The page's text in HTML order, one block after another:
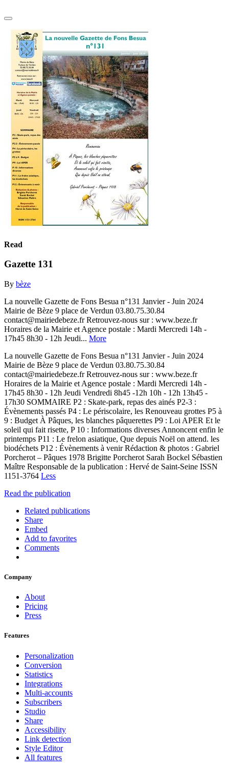
Read
Gazette 131
By bèze
La nouvelle Gazette de Fons Besua n°131 Janvier - Juin 2024
Mairie de Bèze 9 place de Verdun 03.80.75.30.84
contact@mairiedebeze.fr Retrouvez-nous sur : www.beze.fr
Horaires de la Mairie et Agence postale : Mardi Mercredi 14h -
17h45 8h30 - 12h Jeudi... More
La nouvelle Gazette de Fons Besua n°131 Janvier - Juin 2024
Mairie de Bèze 9 place de Verdun 03.80.75.30.84
contact@mairiedebeze.fr Retrouvez-nous sur : www.beze.fr
Horaires de la Mairie et Agence postale : Mardi Mercredi 14h -
17h45 8h30 - 12h Jeudi Vendredi 8h45 -12h 10h - 12h 13h45 -
17h30 SOMMAIRE P2 : Skate-park, repas des ainés P2-3 :
Évènements passés P4 : Le périscolaire, les Renouveau grottes P5 à
9 : Budget À Pâques, les blanches pâquerettes P9 : Loi APER Et le
soleil qui fait risette, P 10 : Informations diverses Annoncent enfin le
printemps P11 : Le frelon asiatique, Que depuis Noël on attend. les
biodéchets P12 : Évènements à venir Rédaction & photos : Gabriel
Porcherot – Pâques 1978 Brigitte Porcherot Sarah Bockel Sébastien
Maître Responsable de la publication : Hervé de Saint-Seine ISSN
1151-3764 Less
Read the publication
Related publications
Share
Embed
Add to favorites
Comments
Company
About
Pricing
Press
Features
Personalization
Conversion
Statistics
Integrations
Multi-accounts
Subscribers
Studio
Share
Accessibility
Link detection
Style Editor
All features